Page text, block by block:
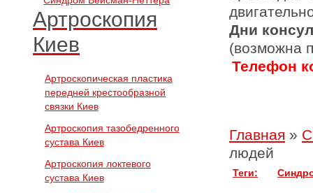
Артроскопия
Киев
Артроскопическая пластика
передней крестообразной
связки Киев
Артроскопия тазобедренного
сустава Киев
Артроскопия локтевого
сустава Киев
Дни
(возможна
Телефон
Главная »
людей
Теги: